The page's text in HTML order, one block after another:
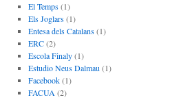
El Temps(1)
Els Joglars(1)
Entesa dels Catalans(1)
ERC(2)
Escola Finaly(1)
Estudio Neus Dalmau (1)
Facebook(1)
FACUA (2)